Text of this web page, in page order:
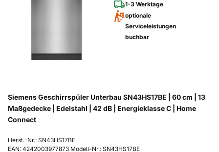
1-3 Werktage
optionale
Serviceleistungen
buchbar
Siemens Geschirrspüler Unterbau SN43HS17BE | 60 cm | 13
Maßgedecke | Edelstahl | 42 dB | Energieklasse C | Home
Connect
Herst.-Nr.: SN43HS17BE
EAN: 4242003977873 Modell-Nr.: SN43HS17BE